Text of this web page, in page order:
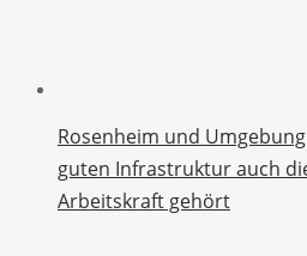
Rosenheim und
guten Infrastruktur auch
Arbeitskraft gehört